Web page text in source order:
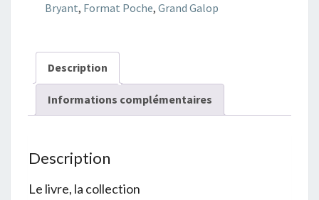
club
Bryant, Format Poche, Grand Galop
Description
Informations complémentaires
Description
Le livre, la collection